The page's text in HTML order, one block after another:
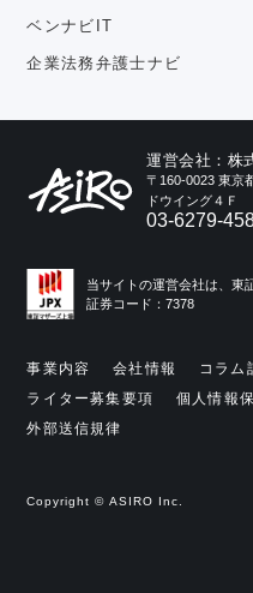
ベンナビIT
企業法務弁護士ナビ
運営会社：株
〒160-0023 東京
ドウイング４Ｆ
03-6279-
当サイトの運営会社は、東
証券コード：7378
事業内容 会社情報
コラム
ライター募集要項
個人情報
外部送信規律
Copyright © ASIRO Inc.